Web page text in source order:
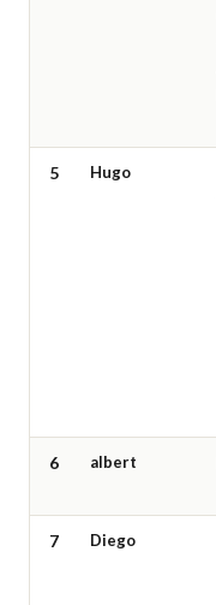
5 Hugo
6 albert
7 Diego